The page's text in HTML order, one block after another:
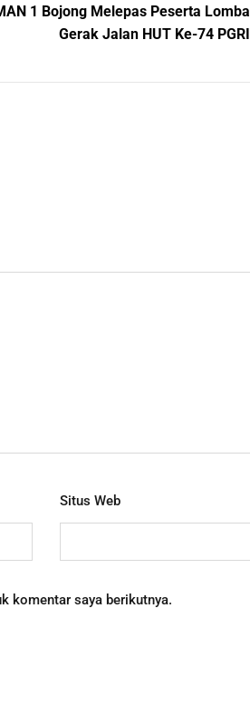
1 Bojong Melepas Peserta Lomba
Gerak Jalan HUT Ke-74 PGRI
Situs Web
komentar saya berikutnya.